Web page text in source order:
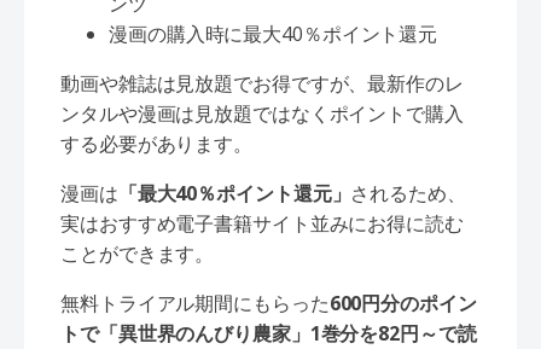
漫画の購入時に最大40％ポイント還元
動画や雑誌は見放題でお得ですが、最新作のレ
ンタルや漫画は見放題ではなくポイントで購入
する必要があります。
漫画は 「最大40％ポイント還元」 されるため、
実はおすすめ電子書籍サイト並みにお得に読む
ことができます。
無料トライアル期間にもらった600円分のポイン
トで「異世界のんびり農家」1巻分を82円～で読